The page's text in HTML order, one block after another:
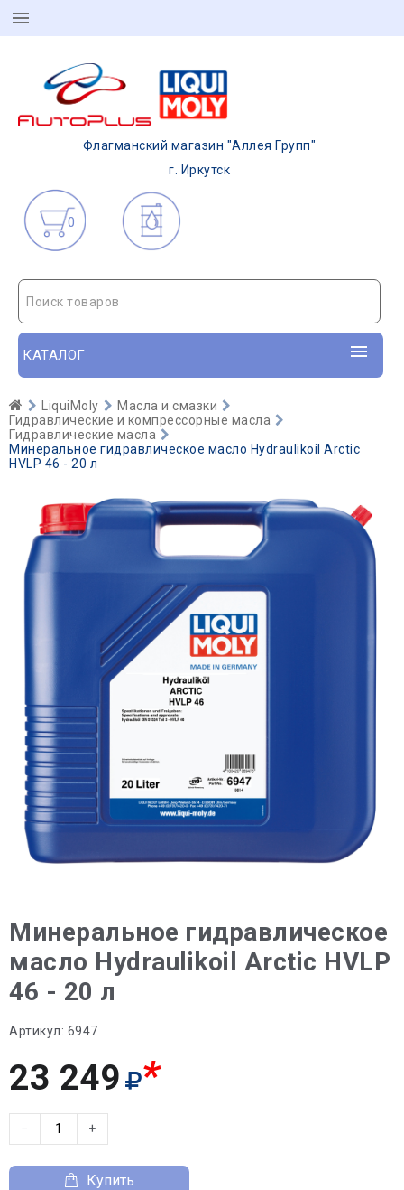
Флагманский магазин "Аллея Групп"
г. Иркутск
0
Поиск товаров
КАТАЛОГ
LiquiMoly
Масла и смазки
Гидравлические и компрессорные масла
Гидравлические масла
Минеральное гидравлическое масло Hydraulikoil Arctic
HVLP 46 - 20 л
Минеральное гидравлическое
масло Hydraulikoil Arctic HVLP
46 - 20 л
Артикул: 6947
23 249 *
− +
Купить